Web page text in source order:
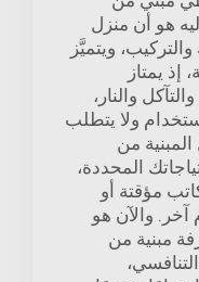
هو أن منزل
ويتميَّز
إذ يمتاز
والنار،
ولا يتطلب
من
المحددة،
مؤقتة أو
آخر. والآن هو
مبنية من